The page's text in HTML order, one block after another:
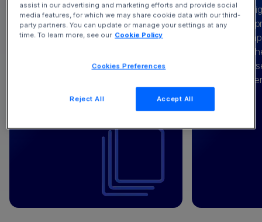
Notre technologie et nos
services vous permettent de
découvrir et de préparer vos
gouvernance et de tirer parti de
conformité intégrés.
En connectant les bonnes
données à partir des bons
pertinentes en rassemblant des
ensembles de données
provenant de différentes
applications et clouds, y compris
CRM, ERP, chaîne
Une
votre
de travail
les
Concevez
les
peut vous
aider à
couche
assist in our advertising and marketing efforts and provide social
media features, for which we may share cookie data with our third-
party partners. You can update or manage your settings at any
time. To learn more, see our Cookie Policy
Cookies Preferences
Reject All Accept All